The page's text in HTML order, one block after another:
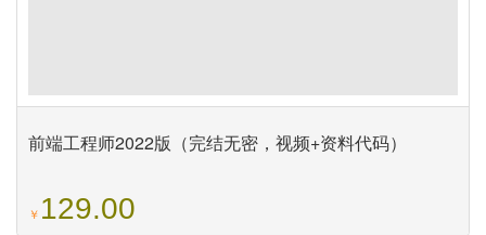
前端工程师2022版（完结无密，视频+资料代码）
￥ 129.00